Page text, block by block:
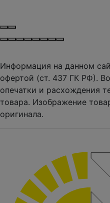
Информация на данном
офертой (ст. 437 ГК РФ).
опечатки и расхождения
товара. Изображение
оригинала.